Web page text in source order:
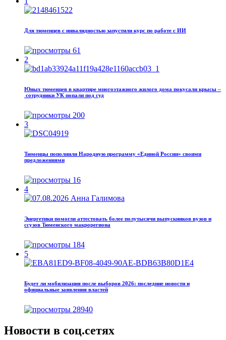
Для тюменцев с инвалидностью запустили курс по работе с ИИ
61
2
Юных тюменцев в квартире многоэтажного жилого дома покусали крысы –
сотрудники УК попали под суд
200
3
Тюменцы пополнили Народную программу «Единой России» своими
предложениями
16
4
Энергетики помогли аттестовать более полутысячи выпускников вузов и
ссузов Тюменского макрорегиона
184
5
Будет ли мобилизация после выборов 2026: последние новости и
официальные заявления властей
28940
Новости в соц.сетях